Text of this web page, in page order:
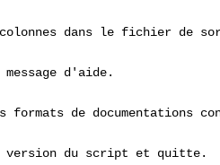
dans le fichier de
message d'aide.
formats de documentations
du script et quitte.